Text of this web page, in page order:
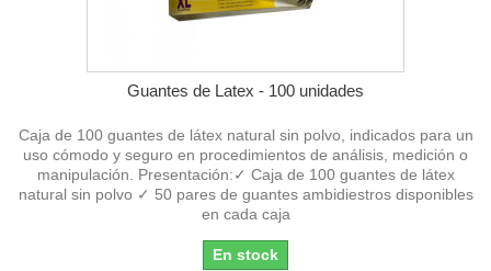
Guantes de Latex - 100 unidades
Caja de 100 guantes de látex natural sin polvo, indicados para un
uso cómodo y seguro en procedimientos de análisis, medición o
manipulación. Presentación:✓ Caja de 100 guantes de látex
natural sin polvo ✓ 50 pares de guantes ambidiestros disponibles
en cada caja
En stock